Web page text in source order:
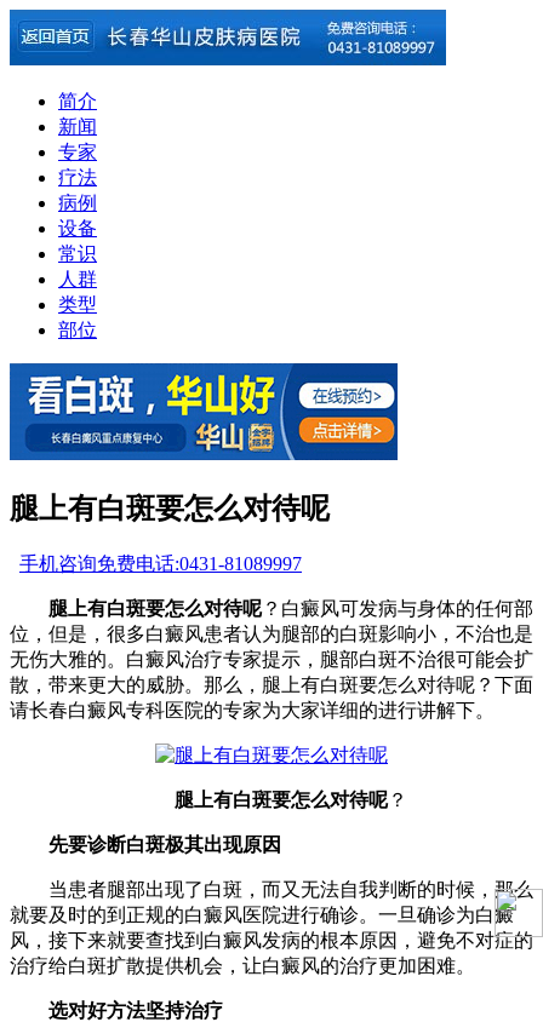
简介
新闻
专家
疗法
病例
设备
常识
人群
类型
部位
腿上有白斑要怎么对待呢
手机咨询免费电话:0431-81089997
腿上有白斑要怎么对待呢？白癜风可发病与身体的任何部
位，但是，很多白癜风患者认为腿部的白斑影响小，不治也是
无伤大雅的。白癜风治疗专家提示，腿部白斑不治很可能会扩
散，带来更大的威胁。那么，腿上有白斑要怎么对待呢？下面
请长春白癜风专科医院的专家为大家详细的进行讲解下。
腿上有白斑要怎么对待呢？
先要诊断白斑极其出现原因
当患者腿部出现了白斑，而又无法自我判断的时候，那么
就要及时的到正规的白癜风医院进行确诊。一旦确诊为白癜
风，接下来就要查找到白癜风发病的根本原因，避免不对症的
治疗给白斑扩散提供机会，让白癜风的治疗更加困难。
选对好方法坚持治疗